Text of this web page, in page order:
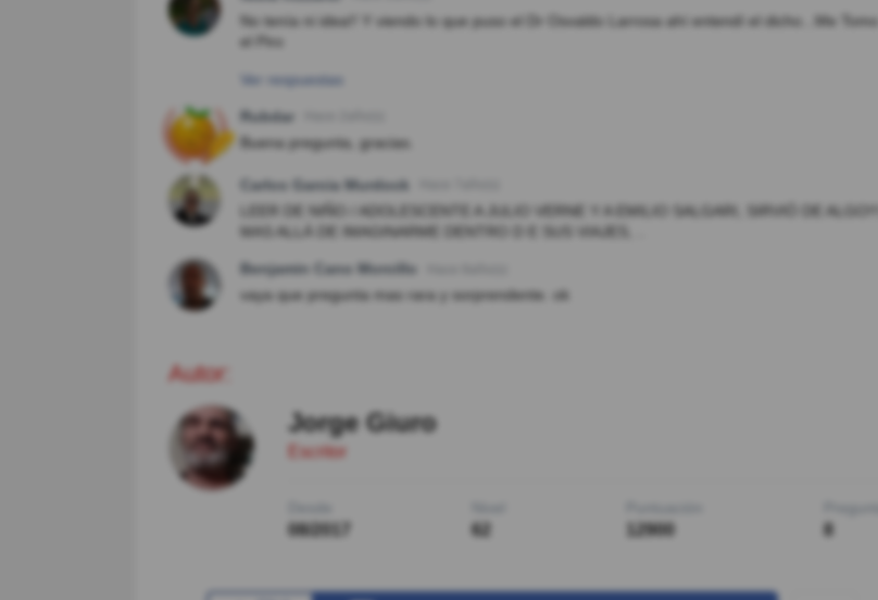
No tenía ni idea!! Y viendo lo que puso el Dr Osvaldo Larrosa ahí entendí el dicho...Me Tomo
el Piro
Ver respuestas
Rubdar
Buena pregunta, gracias.
Carlos Garcia Murdock
LEER DE NIÑO / ADOLESCENTE A JULIO VERNE Y A EMILIO SALGARI, SIRVIÓ DE ALGO!!!,
MAS ALLÁ DE IMAGINARME DENTRO D E SUS VIAJES, ..
Benjamin Cano Morcillo
vaya que pregunta mas rara y sorprendente. ok
Autor:
Jorge Giuro
Escritor
08/2017 62 12900 8